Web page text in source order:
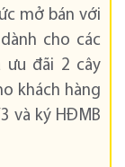
mở bán với
cho các
ưu đãi 2 cây
khách hàng
và ký HĐMB